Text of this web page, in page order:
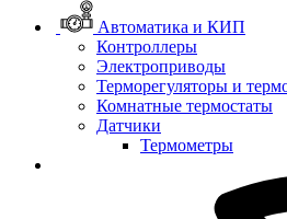
Автоматика и КИП
Контроллеры
Электроприводы
Терморегуляторы и
Комнатные термостаты
Датчики
Термометры